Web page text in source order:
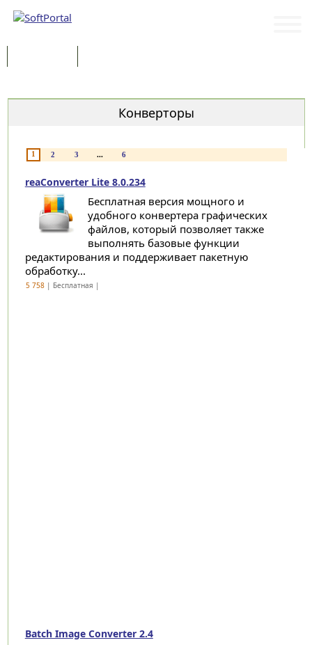
Конверторы
1 2 3 ... 6
reaConverter Lite 8.0.234
Бесплатная версия мощного и
удобного конвертера графических
файлов, который позволяет также
выполнять базовые функции
редактирования и поддерживает пакетную
обработку...
5 758| Бесплатная |
Batch Image Converter 2.4